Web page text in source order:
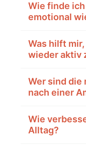
Wie finde
emotional
Was hilft
wieder aktiv
Wer sind
nach einer
Wie
Alltag?